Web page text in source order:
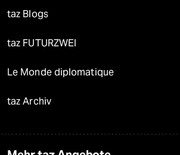
taz Blogs
taz FUTURZWEI
Le Monde diplomatique
taz Archiv